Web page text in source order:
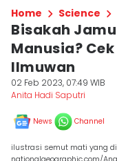
Home Science
Bisakah
Manusia?
Ilmuwan
02 Feb 2023, 07:49 WIB
Anita Hadi Saputri
News Channel
ilustrasi semut mati yang